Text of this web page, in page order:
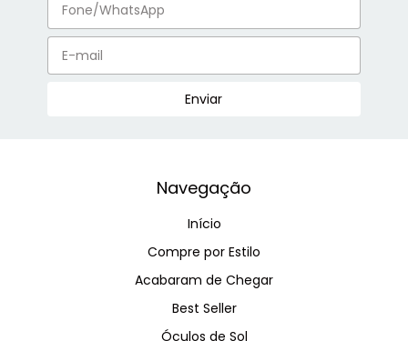
Navegação
Início
Compre por Estilo
Acabaram de Chegar
Best Seller
Óculos de Sol